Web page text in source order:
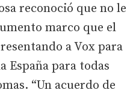
reconoció que no le
marco que el
a Vox para
España para todas
“Un acuerdo de